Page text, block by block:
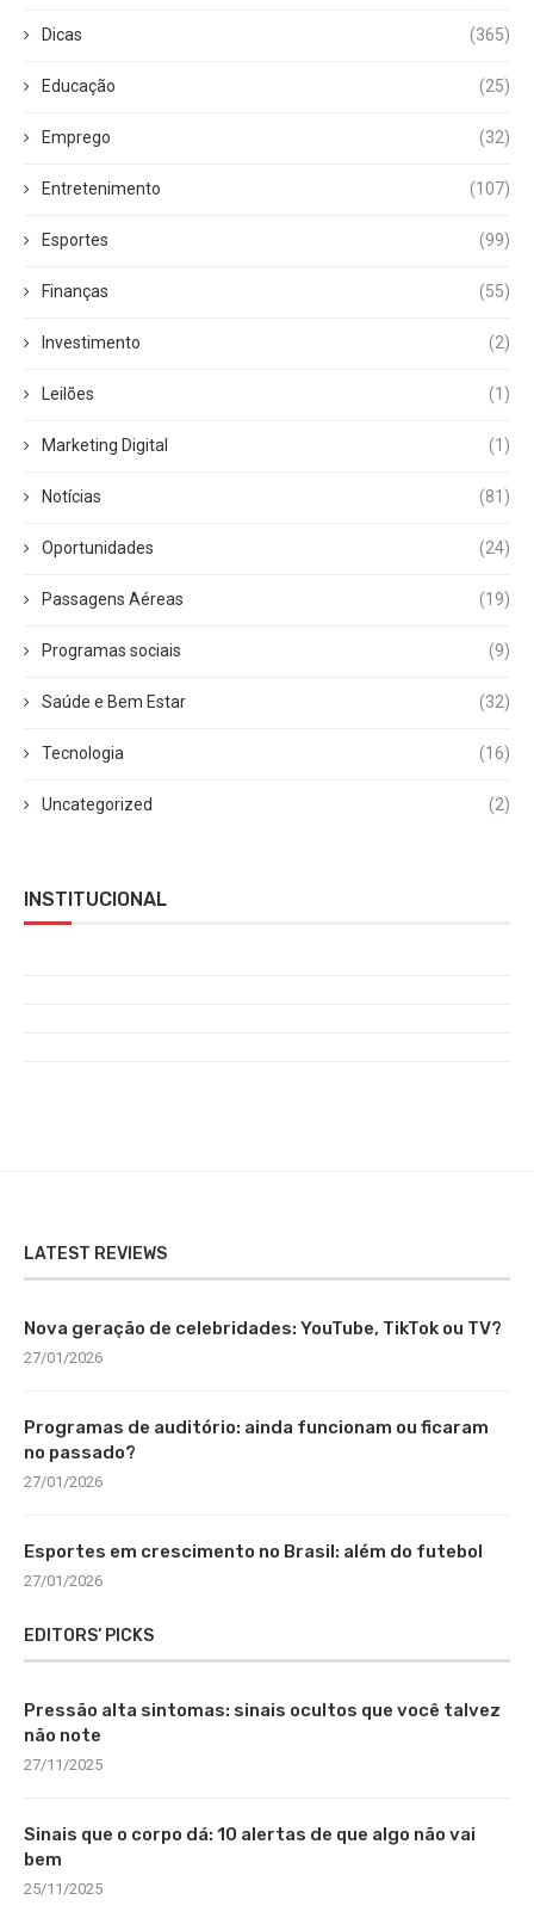
Dicas (365)
Educação (25)
Emprego (32)
Entretenimento (107)
Esportes (99)
Finanças (55)
Investimento (2)
Leilões (1)
Marketing Digital (1)
Notícias (81)
Oportunidades (24)
Passagens Aéreas (19)
Programas sociais (9)
Saúde e Bem Estar (32)
Tecnologia (16)
Uncategorized (2)
INSTITUCIONAL
LATEST REVIEWS
Nova geração de celebridades: YouTube, TikTok ou TV?
27/01/2026
Programas de auditório: ainda funcionam ou ficaram
no passado?
27/01/2026
Esportes em crescimento no Brasil: além do futebol
27/01/2026
EDITORS’ PICKS
Pressão alta sintomas: sinais ocultos que você talvez
não note
27/11/2025
Sinais que o corpo dá: 10 alertas de que algo não vai
bem
25/11/2025